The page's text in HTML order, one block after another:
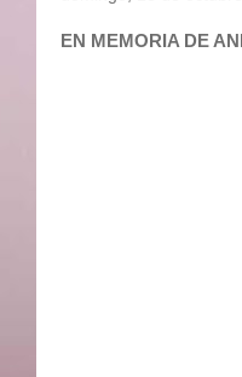
EN MEMORIA DE